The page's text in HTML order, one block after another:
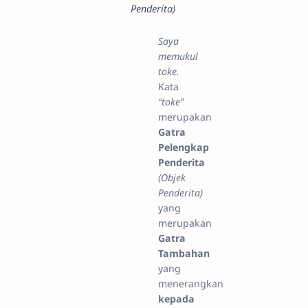
Penderita)
Saya
memukul
toke.
Kata
“toke”
merupakan
Gatra
Pelengkap
Penderita
(Objek
Penderita)
yang
merupakan
Gatra
Tambahan
yang
menerangkan
kepada